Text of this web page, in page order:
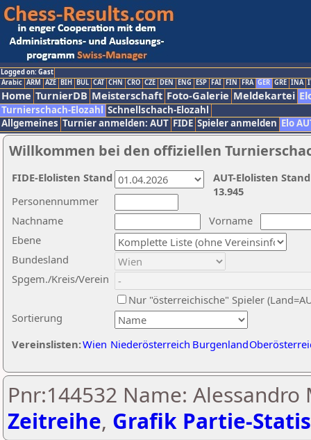
Logged on: Gast
Arabic ARM AZE BIH BUL CAT CHN CRO CZE DEN ENG ESP FAI FIN FRA GER GRE INA
Home TurnierDB Meisterschaft Foto-Galerie Meldekartei
Turnierschach-Elozahl Schnellschach-Elozahl
Allgemeines Turnier anmelden: AUT FIDE Spieler anmelden Elo
Willkommen bei den offiziellen
Nachname
Vorname
Ebene
Sortierung
Personennummer
Bundesland
Spgem./Kreis/Verein
Nur "österreichische" Spieler
Vereinslisten:Wien Niederösterreich Burgenland
AUT-Elolisten
13.945
FIDE-Elolisten Stand
Pnr:144532 Name: Alessandro
Zeitreihe, Grafik Partie-